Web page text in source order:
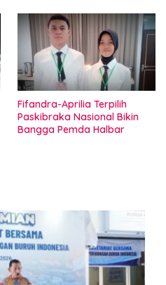
Fifandra-Aprilia Terpilih
Paskibraka Nasional Bikin
Bangga Pemda Halbar